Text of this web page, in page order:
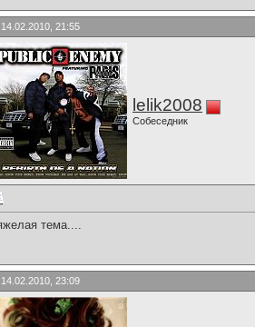
14.02.2010, 21:55
lelik2008
Собеседник
тема....
14.02.2010, 23:09